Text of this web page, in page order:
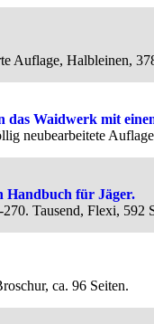
Auflage, Halbleinen,
Waidwerk mit
neubearbeitete
Handbuch für Jäger.
Tausend, Flexi, 592
ca. 96 Seiten.